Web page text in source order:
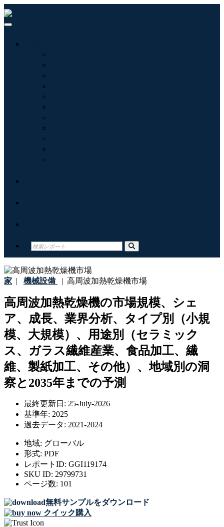
家 | 機械設備 | 高周波加熱乾燥機市場
高周波加熱乾燥機の市場規模、シェ
ア、成長、業界分析、タイプ別（小規
模、大規模）、用途別（セラミック
ス、ガラス繊維産業、食品加工、繊
維、製紙加工、その他）、地域別の洞
察と2035年までの予測
最終更新日: 25-July-2026
基準年: 2025
過去データ: 2021-2024
地域: グローバル
形式: PDF
レポートID: GGI119174
SKU ID: 29799731
ページ数: 101
無料サンプルをダウンロード
クイック購入